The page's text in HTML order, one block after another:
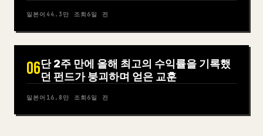
일본어 44.3만 조회 6일 전
06단 2주 만에 올해 최고의 수익률을 기록했
던 펀드가 붕괴하며 얻은 교훈
일본어 16.8만 조회 6일 전